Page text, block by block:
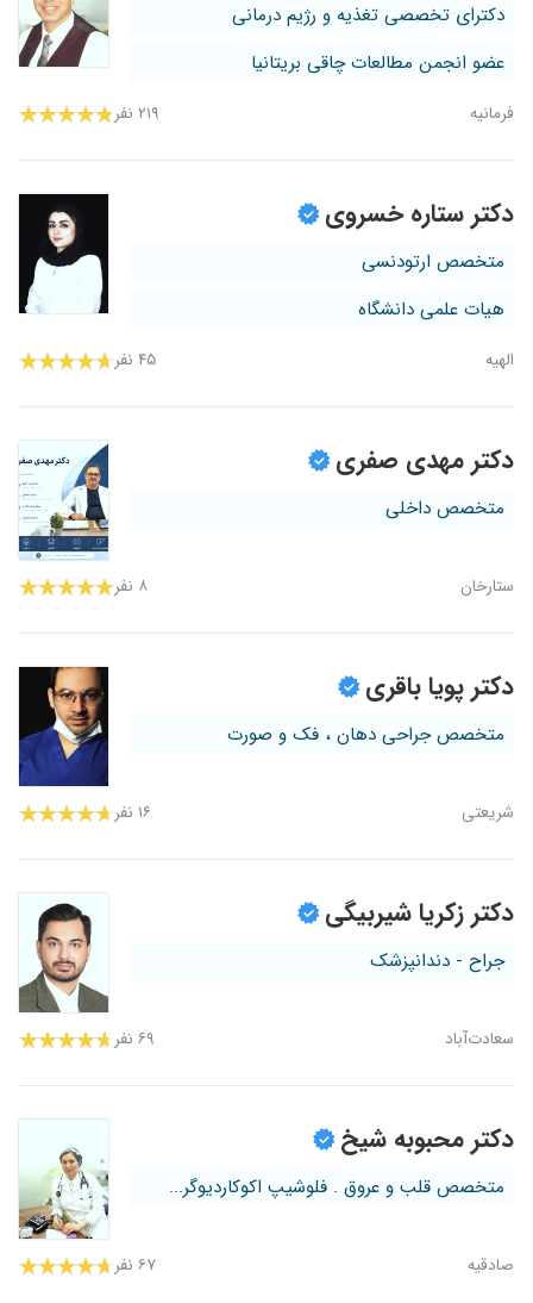
دکترای تخصصی تغذیه و رژیم درمانی
عضو انجمن مطالعات چاقی بریتانیا
فرمانیه ۲۱۹ نفر
دکتر ستاره خسروی
متخصص ارتودنسی
هیات علمی دانشگاه
الهیه ۴۵ نفر
دکتر مهدی صفری
متخصص داخلی
ستارخان ۸ نفر
دکتر پویا باقری
متخصص جراحی دهان ، فک و صورت
شریعتی ۱۶ نفر
دکتر زکریا شیربیگی
جراح - دندانپزشک
سعادت‌آباد ۶۹ نفر
دکتر محبوبه شیخ
متخصص قلب و عروق . فلوشیپ اکوکاردیوگر...
صادقیه ۶۷ نفر